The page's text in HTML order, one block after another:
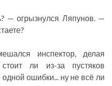
— огрызнулся Ляпунов. —
инспектор, делая
ли из-за пустяков
одной ошибки... ну не всё ли